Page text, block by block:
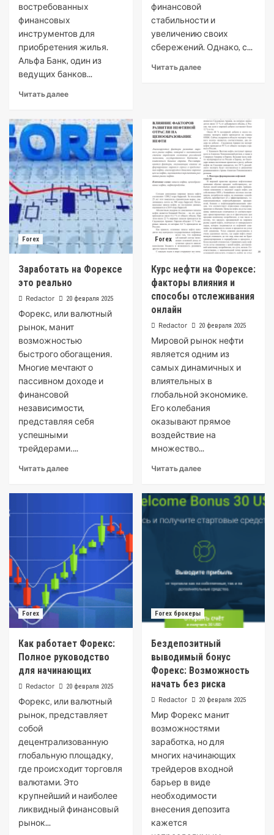
востребованных
финансовых
инструментов для
приобретения жилья.
Альфа Банк, один из
ведущих банков...
Читать далее
финансовой
стабильности и
увеличению своих
сбережений. Однако, с...
Читать далее
Forex
Заработать на Форексе
это реально
Redactor 20 февраля 2025
Форекс, или валютный
рынок, манит
возможностью
быстрого обогащения․
Многие мечтают о
пассивном доходе и
финансовой
независимости,
представляя себя
успешными
трейдерами․...
Читать далее
Forex
Курс нефти на Форексе:
факторы влияния и
способы отслеживания
онлайн
Redactor 20 февраля 2025
Мировой рынок нефти
является одним из
самых динамичных и
влиятельных в
глобальной экономике.
Его колебания
оказывают прямое
воздействие на
множество...
Читать далее
Forex
Как работает Форекс:
Полное руководство
для начинающих
Redactor 20 февраля 2025
Форекс‚ или валютный
рынок‚ представляет
собой
децентрализованную
глобальную площадку‚
где происходит торговля
валютами. Это
крупнейший и наиболее
ликвидный финансовый
рынок...
Forex брокеры
Бездепозитный
выводимый бонус
Форекс: Возможность
начать без риска
Redactor 20 февраля 2025
Мир Форекс манит
возможностями
заработка, но для
многих начинающих
трейдеров входной
барьер в виде
необходимости
внесения депозита
кажется